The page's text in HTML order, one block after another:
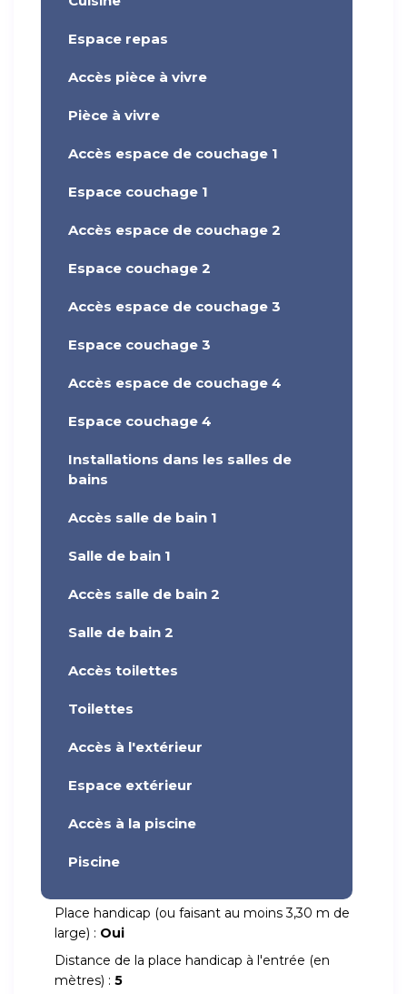
Espace repas
Accès pièce à vivre
Pièce à vivre
Accès espace de couchage 1
Espace couchage 1
Accès espace de couchage 2
Espace couchage 2
Accès espace de couchage 3
Espace couchage 3
Accès espace de couchage 4
Espace couchage 4
Installations dans les salles de
bains
Accès salle de bain 1
Salle de bain 1
Accès salle de bain 2
Salle de bain 2
Accès toilettes
Toilettes
Accès à l'extérieur
Espace extérieur
Accès à la piscine
Piscine
Place handicap (ou faisant au moins 3,30 m de
large) : Oui
Distance de la place handicap à l'entrée (en
mètres) : 5